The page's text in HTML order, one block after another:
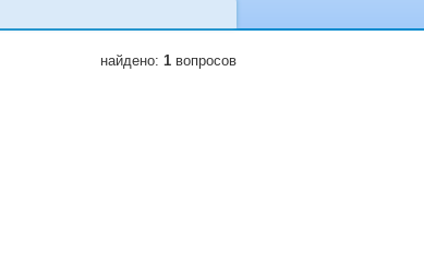
найдено: 1 вопросов